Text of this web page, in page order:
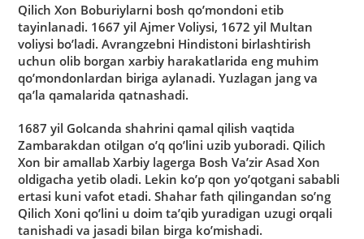
Qilich Xon Boburiylarni bosh qo’mondoni etib
tayinlanadi. 1667 yil Ajmer Voliysi, 1672 yil Multan
voliysi bo’ladi. Avrangzebni Hindistoni birlashtirish
uchun olib borgan xarbiy harakatlarida eng muhim
qo’mondonlardan biriga aylanadi. Yuzlagan jang va
qa’la qamalarida qatnashadi.
1687 yil Golcanda shahrini qamal qilish vaqtida
Zambarakdan otilgan o’q qo’lini uzib yuboradi. Qilich
Xon bir amallab Xarbiy lagerga Bosh Va’zir Asad Xon
oldigacha yetib oladi. Lekin ko’p qon yo’qotgani sababli
ertasi kuni vafot etadi. Shahar fath qilingandan so’ng
Qilich Xoni qo’lini u doim ta’qib yuradigan uzugi orqali
tanishadi va jasadi bilan birga ko’mishadi.